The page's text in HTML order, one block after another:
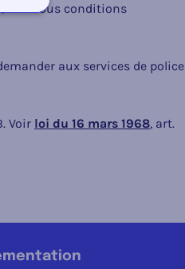
h et sous conditions
aux services de police
Voir loi du 16 mars 1968, art.